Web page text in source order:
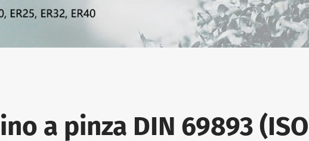
a pinza DIN 69893 (ISO